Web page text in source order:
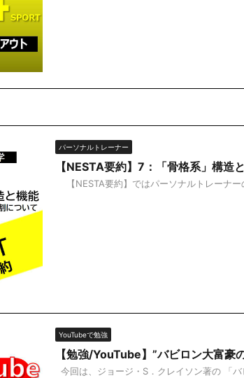
パーソナルトレーナー
【NESTA要約】7：「骨格系」構造
【NESTA要約】ではパーソナルトレーナ
YouTubeで勉強
【勉強/YouTube】”バビロン大富
今回は、ジョージ・S．クレイソン著の 「